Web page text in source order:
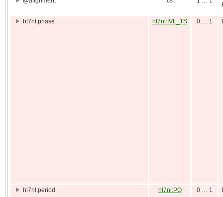
hl7nl:phase hl7nl:IVL_TS 0 … 1
hl7nl:period hl7nl:PQ 0 … 1